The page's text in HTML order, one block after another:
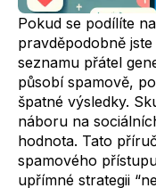
Pokud se podílíte
pravděpodobně
seznamu přátel
působí spamově,
špatné výsledky.
náboru na
hodnota. Tato
spamového
upřímné strategii